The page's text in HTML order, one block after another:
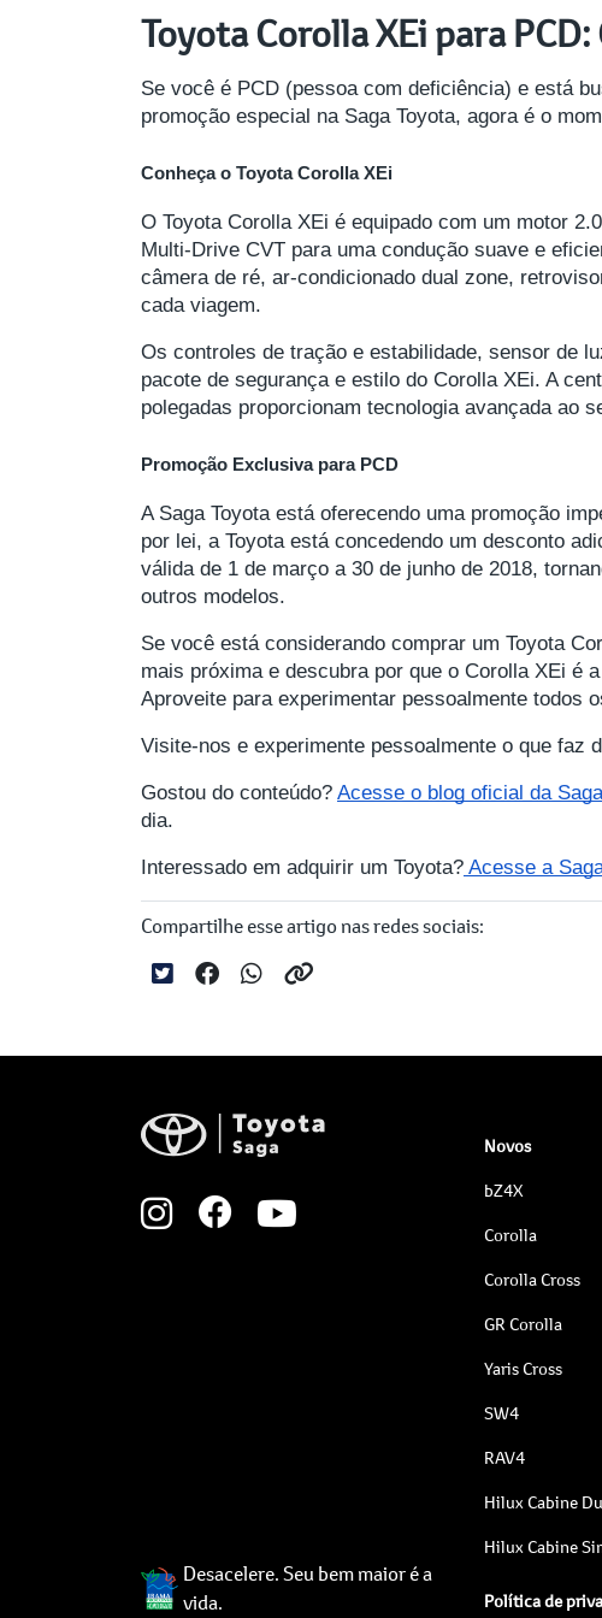
Toyota Corolla XEi para
Se você é PCD (pessoa com deficiência) e está
promoção especial na Saga Toyota, agora é o
Conheça o Toyota Corolla XEi
O Toyota Corolla XEi é equipado com um motor
Multi-Drive CVT para uma condução suave e
câmera de ré, ar-condicionado dual zone,
cada viagem.
Os controles de tração e estabilidade, sensor de
pacote de segurança e estilo do Corolla XEi. A
polegadas proporcionam tecnologia avançada ao
Promoção Exclusiva para PCD
A Saga Toyota está oferecendo uma promoção
por lei, a Toyota está concedendo um desconto
válida de 1 de março a 30 de junho de 2018,
outros modelos.
Se você está considerando comprar um Toyota
mais próxima e descubra por que o Corolla XEi é
Aproveite para experimentar pessoalmente todos
Visite-nos e experimente pessoalmente o que faz
Gostou do conteúdo? Acesse o blog oficial da
dia.
Interessado em adquirir um Toyota? Acesse a
Compartilhe esse artigo nas redes sociais:
Desacelere. Seu bem maior é a
vida.
Novos
bZ4X
Corolla
Corolla Cross
GR Corolla
Yaris Cross
SW4
RAV4
Hilux Cabine
Hilux Cabine
Política de